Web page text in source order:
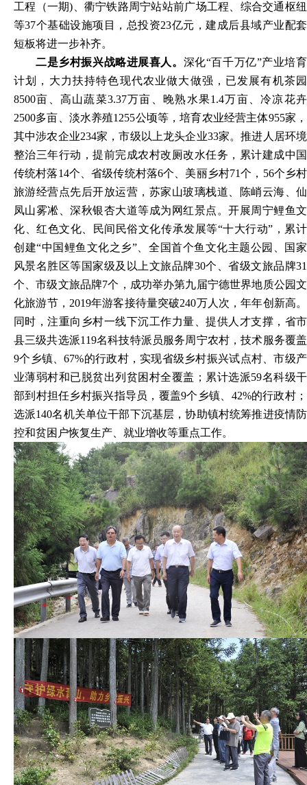
工程（一期)、衢宁铁路周宁站站前广场工程、综合交通枢纽
等37个基础设施项目，总投资23亿元，建成后县域产业配套
短板将进一步补齐。
二是乡村振兴战略进展喜人。 深化“百千万亿”产业培育
计划，大力扶持特色现代农业做大做强，已发展有机茶园
8500亩、高山蔬菜3.37万亩、晚熟水果1.4万亩、冷凉花卉
2500多亩、淡水养殖1255公顷等，培育农业经营主体955家，
其中涉农企业234家，市级以上龙头企业33家。推进人居环境
整治三年行动，提前完成农村改厕改水任务，累计建成中国
传统村落14个、省级传统村落6个、美丽乡村71个，56个乡村
旅游经营点先后开放运营，苏家山玻璃栈道、陈峭云海、仙
凤山雾凇、深秋银杏大道等成为网红景点。开展周宁鲤鱼文
化、红色文化、民间民俗文化传承发展等“十大行动”，累计
创建“中国鲤鱼文化之乡”、全国首个鱼文化主题公园、国家
风景名胜区等国家级及以上文旅品牌30个、省级文旅品牌31
个、市级文旅品牌7个，成功举办第九届宁德世界地质公园文
化旅游节，2019年游客接待量突破240万人次，年年创新高。
同时，注重向乡村一线下沉工作力量、提供人才支撑，省市
县三级共选派119名科技特派员服务周宁农村，技术服务覆盖
9个乡镇、67%的行政村，实现省级乡村振兴试点村、市级产
业薄弱村和已脱贫出列贫困村全覆盖；累计选派59名科级干
部到村担任乡村振兴指导员，覆盖9个乡镇、42%的行政村；
选派140名机关单位干部下沉基层，协助镇村统筹推进疫情防
控和贫困户恢复生产、就业增收等重点工作。